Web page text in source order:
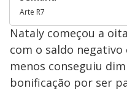
Arte R7
Nataly começou a
com o saldo negativo
menos conseguiu
bonificação por ser